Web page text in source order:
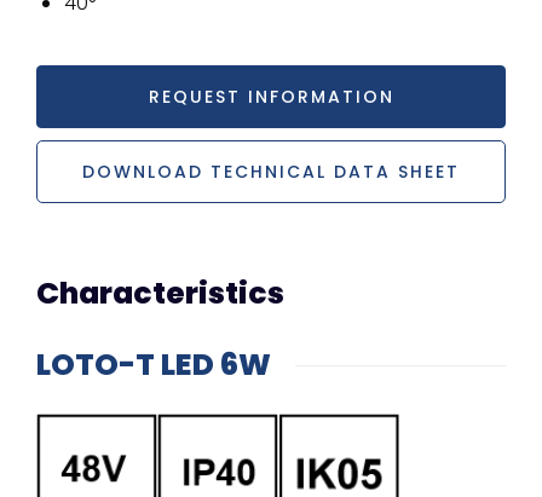
REQUEST INFORMATION
DOWNLOAD TECHNICAL DATA SHEET
Characteristics
LOTO-T LED 6W